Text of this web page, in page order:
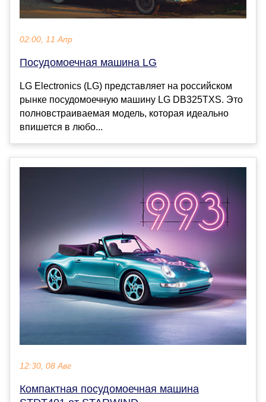
02:00, 11 Апр
Посудомоечная машина LG
LG Electronics (LG) представляет на российском
рынке посудомоечную машину LG DB325TXS. Это
полновстраиваемая модель, которая идеально
впишется в любо...
12:30, 08 Авг
Компактная посудомоечная машина